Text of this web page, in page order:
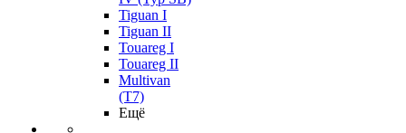
Tiguan I
Tiguan II
Touareg I
Touareg II
Multivan
(T7)
Ещё